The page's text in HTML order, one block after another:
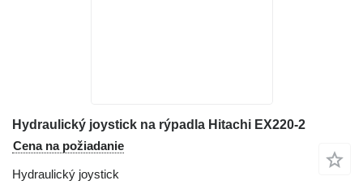
Hydraulický joystick na rýpadla Hitachi EX220-2
Cena na požiadanie
Hydraulický joystick